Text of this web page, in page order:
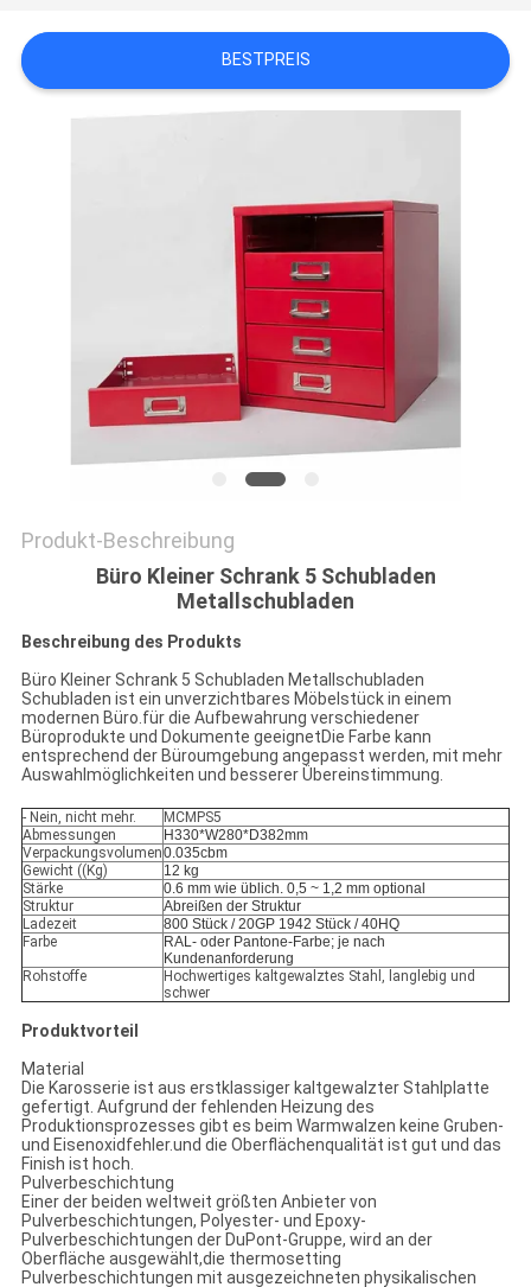
NACHRICHTEN
FORDERN
PRIVACY
POLICY
BESTPREIS
Produkt-Beschreibung
Büro Kleiner Schrank 5 Schubladen
Metallschubladen
Beschreibung des Produkts
Büro Kleiner Schrank 5 Schubladen Metallschubladen
Schubladen ist ein unverzichtbares Möbelstück in einem
modernen Büro.für die Aufbewahrung verschiedener
Büroprodukte und Dokumente geeignetDie Farbe kann
entsprechend der Büroumgebung angepasst werden, mit mehr
Auswahlmöglichkeiten und besserer Übereinstimmung.
- Nein, nicht mehr.
MCMPS5
Abmessungen
H330*W280*D382mm
Verpackungsvolumen0.035cbm
Gewicht ((Kg)
12 kg
Stärke
0.6 mm wie üblich. 0,5 ~ 1,2 mm optional
Struktur
Abreißen der Struktur
Ladezeit
800 Stück / 20GP 1942 Stück / 40HQ
Farbe
RAL- oder Pantone-Farbe; je nach
Kundenanforderung
Rohstoffe
Hochwertiges kaltgewalztes Stahl, langlebig und
schwer
Produktvorteil
Material
Die Karosserie ist aus erstklassiger kaltgewalzter Stahlplatte
gefertigt. Aufgrund der fehlenden Heizung des
Produktionsprozesses gibt es beim Warmwalzen keine Gruben-
und Eisenoxidfehler.und die Oberflächenqualität ist gut und das
Finish ist hoch.
Pulverbeschichtung
Einer der beiden weltweit größten Anbieter von
Pulverbeschichtungen, Polyester- und Epoxy-
Pulverbeschichtungen der DuPont-Gruppe, wird an der
Oberfläche ausgewählt,die thermosetting
Pulverbeschichtungen mit ausgezeichneten physikalischen